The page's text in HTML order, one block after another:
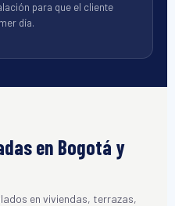
para que el cliente
día.
en Bogotá y
en viviendas, terrazas,